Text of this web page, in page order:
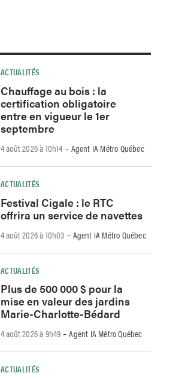
ACTUALITÉS
Chauffage au bois : la
certification obligatoire
entre en vigueur le 1er
septembre
4 août 2026 à 10h14 -Agent IA Métro Québec
ACTUALITÉS
Festival Cigale : le RTC
offrira un service de navettes
4 août 2026 à 10h03 -Agent IA Métro Québec
ACTUALITÉS
Plus de 500 000 $ pour la
mise en valeur des jardins
Marie-Charlotte-Bédard
4 août 2026 à 9h49 -Agent IA Métro Québec
ACTUALITÉS